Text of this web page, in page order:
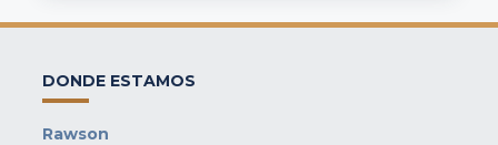
DONDE ESTAMOS
Rawson